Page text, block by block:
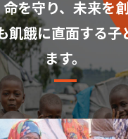
命を守り、未来を
飢餓に直面する子
ます。